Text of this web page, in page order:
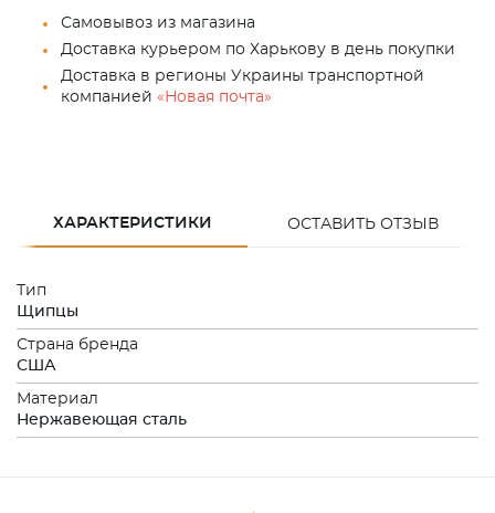
Самовывоз из магазина
Доставка курьером по Харькову в день покупки
Доставка в регионы Украины транспортной
компанией «Новая почта»
ХАРАКТЕРИСТИКИ ОСТАВИТЬ ОТЗЫВ
Тип
Щипцы
Страна бренда
США
Материал
Нержавеющая сталь